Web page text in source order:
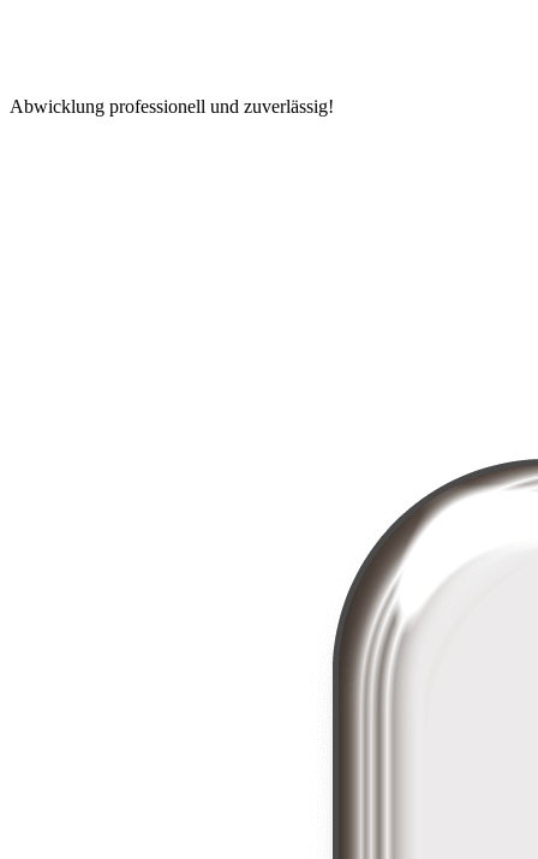
Abwicklung professionell und zuverlässig!